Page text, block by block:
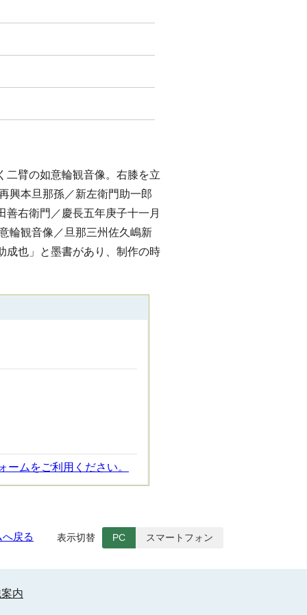
二臂の如意輪観音像。右膝を立
興本旦那孫／新左衛門助一郎
右衛門／慶長五年庚子十一月
輪観音像／旦那三州佐久嶋新
成也」と墨書があり、制作の時
ムをご利用ください。
戻る 表示切替 PC スマートフォン
内